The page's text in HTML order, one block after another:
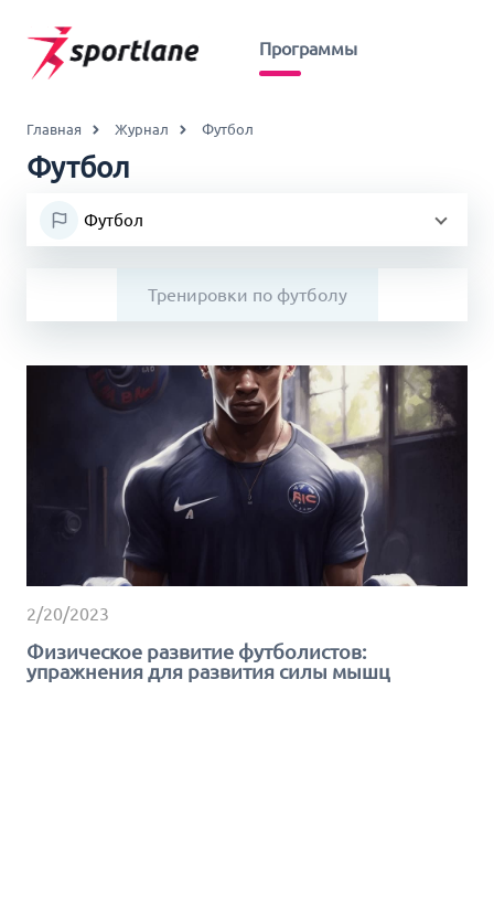
Программы
Главная Журнал Футбол
Футбол
Футбол
Тренировки по футболу
2/20/2023
Физическое развитие футболистов:
упражнения для развития силы мышц